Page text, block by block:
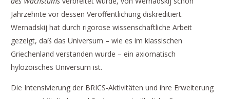
Jahrzehnte vor dessen Veröffentlichung diskreditiert.
Wernadskij hat durch rigorose wissenschaftliche Arbeit
gezeigt, daß das Universum – wie es im klassischen
Griechenland verstanden wurde – ein axiomatisch
hylozoisches Universum ist.
Die Intensivierung der BRICS-Aktivitäten und ihre Erweiterung